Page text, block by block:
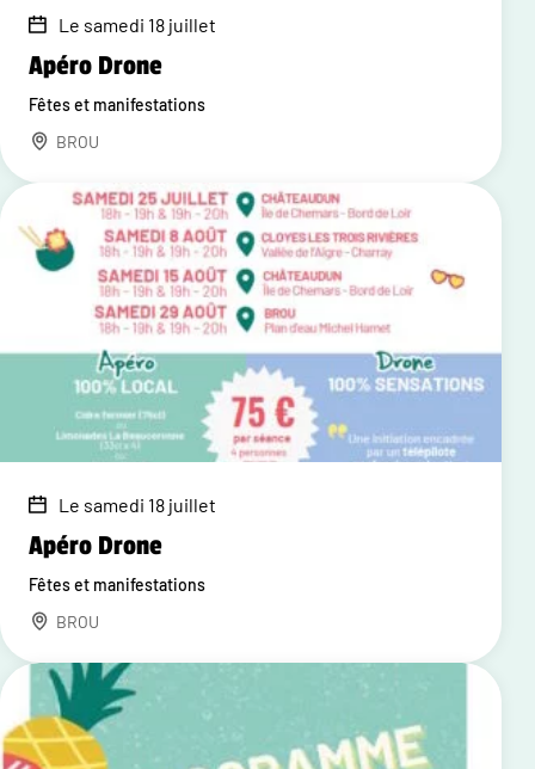
Le samedi 18 juillet
Apéro Drone
Fêtes et manifestations
BROU
Le samedi 18 juillet
Apéro Drone
Fêtes et manifestations
BROU